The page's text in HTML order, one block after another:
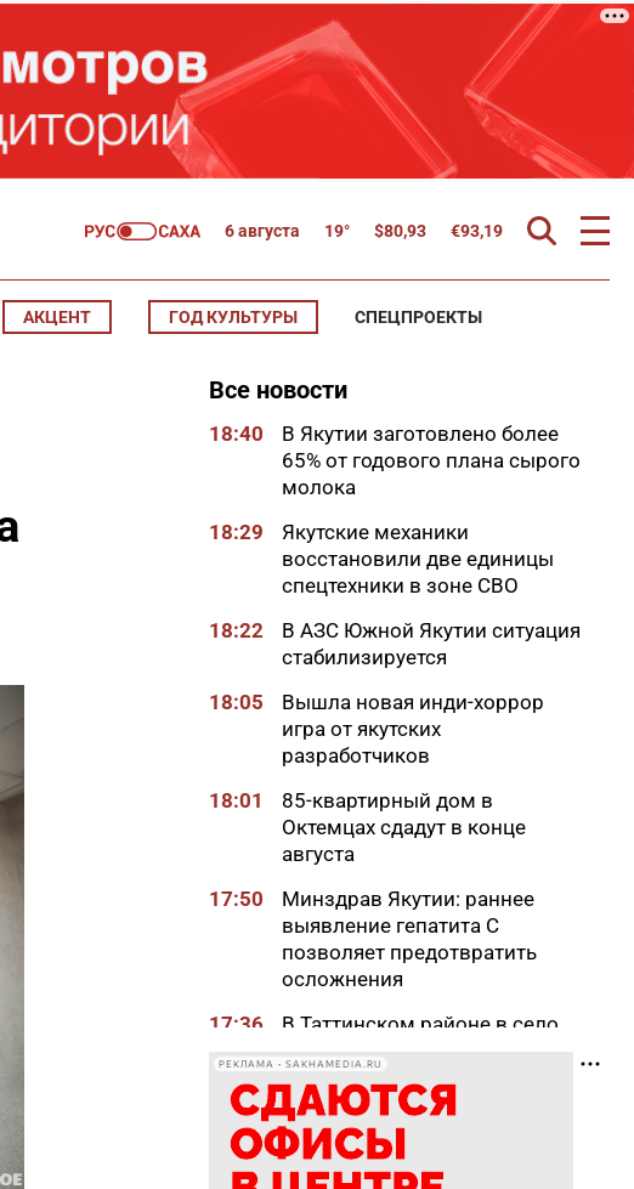
6 августа 19° $80,93 €93,19
АКЦЕНТ ГОД КУЛЬТУРЫ СПЕЦПРОЕКТЫ
Все новости
18:40
В Якутии заготовлено более
65% от годового плана сырого
молока
18:29
Якутские механики
восстановили две единицы
спецтехники в зоне СВО
18:22
В АЗС Южной Якутии ситуация
стабилизируется
18:05
Вышла новая инди-хоррор
игра от якутских
разработчиков
18:01
85-квартирный дом в
Октемцах сдадут в конце
августа
17:50
Минздрав Якутии: раннее
выявление гепатита С
позволяет предотвратить
осложнения
17:36
В Таттинском районе в село
отбившийся от матери
17:30
Якутяне могут попасть в
Гранд-финал «КАРДО» через
открытые квалификации во
РЕКЛАМА • SAKHAMEDIA.RU